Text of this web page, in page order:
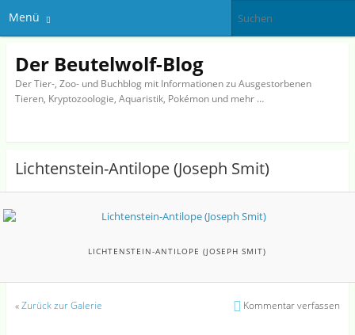
Menü
Der Beutelwolf-Blog
Der Tier-, Zoo- und Buchblog mit Informationen zu Ausgestorbenen
Tieren, Kryptozoologie, Aquaristik, Pokémon und mehr …
Lichtenstein-Antilope (Joseph Smit)
LICHTENSTEIN-ANTILOPE (JOSEPH SMIT)
«Zurück zur Galerie Kommentar verfassen